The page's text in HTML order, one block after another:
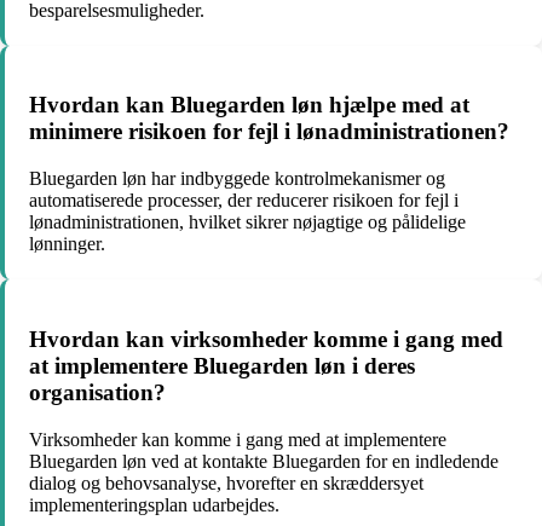
besparelsesmuligheder.
Hvordan kan Bluegarden løn hjælpe med at
minimere risikoen for fejl i lønadministrationen?
Bluegarden løn har indbyggede kontrolmekanismer og
automatiserede processer, der reducerer risikoen for fejl i
lønadministrationen, hvilket sikrer nøjagtige og pålidelige
lønninger.
Hvordan kan virksomheder komme i gang med
at implementere Bluegarden løn i deres
organisation?
Virksomheder kan komme i gang med at implementere
Bluegarden løn ved at kontakte Bluegarden for en indledende
dialog og behovsanalyse, hvorefter en skræddersyet
implementeringsplan udarbejdes.